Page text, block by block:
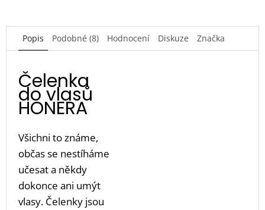
Popis Podobné (8) Hodnocení Diskuze Značka
Čelenka
do vlasů
HONERA
Všichni to známe,
občas se nestíháme
učesat a někdy
dokonce ani umýt
vlasy. Čelenky jsou